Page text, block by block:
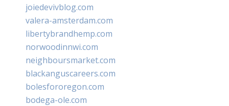
joiedevivblog.com
valera-amsterdam.com
libertybrandhemp.com
norwoodinnwi.com
neighboursmarket.com
blackanguscareers.com
bolesfororegon.com
bodega-ole.com